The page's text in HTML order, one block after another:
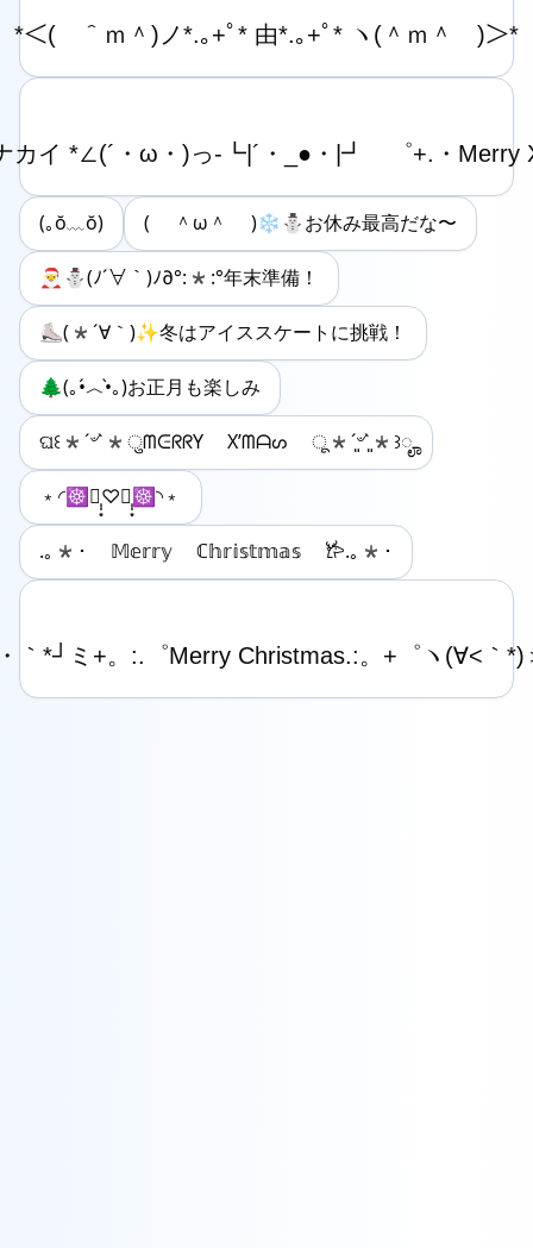
(｡ŏ﹏ŏ) ( ＾ω＾ )❄️⛄️お休み最高だな〜
🎅⛄️(ﾉ´∀｀)ﾉ∂°:*:°年末準備！
⛸️(*´∀｀)✨冬はアイススケートに挑戦！
🌲(｡•́︿•̀｡)お正月も楽しみ
ଘ꒰*´৺`*ुᗰᕮᖇᖇY X’ᗰᗩᔕ ू*ˊ͈৺ˋ͈*꒱ೄ
﹡◜☸︎﹡̩̩͙♡﹡̩̩͙☸︎◝﹡
.｡*･ 𝕄𝕖𝕣𝕣𝕪 ℂ𝕙𝕣𝕚𝕤𝕥𝕞𝕒𝕤 𐂂.｡*･